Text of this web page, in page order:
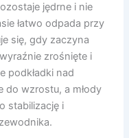
jędrne i nie
łatwo odpada przy
się, gdy zaczyna
zrośnięte i
podkładki nad
do wzrostu, a młody
stabilizację i